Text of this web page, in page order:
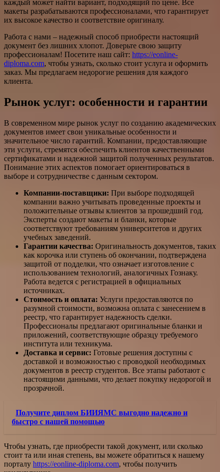
каждый может найти вариант, подходящий по цене. Все
макеты разрабатываются профессионалами, что гарантирует
их высокое качество и соответствие оригиналу.
Работа с нами – надежный способ приобрести настоящий
документ без лишних хлопот. Доверьте свою защиту
профессионалам! Посетите наш сайт: https://eonline-
diploma.com, чтобы узнать, сколько стоит услуга и оформить
заказ. Мы предлагаем недорогие решения для каждого
клиента.
Рынок услуг: особенности и гарантии
В современном мире рынок услуг по созданию академических
документов имеет свои уникальные особенности и
значительное число гарантий. Компании, предоставляющие
эти услуги, стремятся обеспечить клиентов качественными
сертификатами и надежной защитой полученных результатов.
Понимание этих аспектов помогает ориентироваться в
выборе и сотрудничестве с данным сектором.
Компании-поставщики: При выборе подходящей
компании важно учитывать проведенные проекты и
положительные отзывы клиентов за прошедший год.
Эксперты создают макеты и бланки, которые
соответствуют требованиям университетов и других
учебных заведений.
Гарантии качества: Оригинальность документов, таких
как корочка или ступень об окончании, подтверждена
защитой от подделки, что означает изготовление с
использованием технологий, аналогичных Гознаку.
Работа ведется с регистрацией в официальных
источниках.
Стоимость и оплата: Услуги предоставляются по
разумной стоимости, возможна оплата с занесением в
реестр, что гарантирует надежность сделки.
Профессионалы предлагают оригинальные бланки и
приложений, соответствующие образцу требуемого
института или техникума.
Доставка и сервис: Готовые решения доступны с
доставкой и возможностью с проводкой необходимых
документов в реестр студентов. Все этапы работают с
настоящими данными, что делает покупку недорогой и
прозрачной.
Получите диплом БИИЯМС выгодно надежно и
быстро с нашей помощью
Чтобы узнать, где приобрести такой документ, или сколько
стоит та или иная степень, вы можете обратиться к нашему
порталу https://eonline-diploma.com, чтобы получить